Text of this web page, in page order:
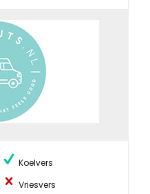
Koelvers
Vriesvers